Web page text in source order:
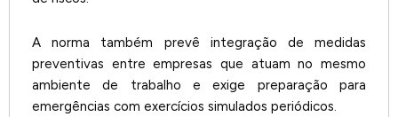
A norma também prevê integração de medidas
preventivas entre empresas que atuam no mesmo
ambiente de trabalho e exige preparação para
emergências com exercícios simulados periódicos.